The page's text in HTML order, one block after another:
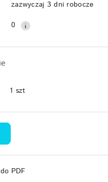
Wyślij
zazwyczaj 3 dni robocze
0
1 szt
PDF